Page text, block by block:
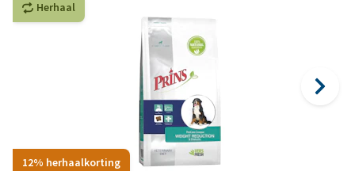
12% herhaalkorting
Herhaal